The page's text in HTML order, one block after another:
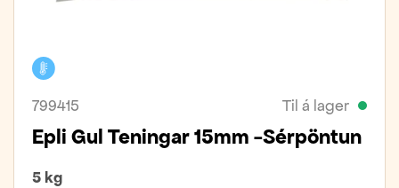
799415 Til á lager
Epli Gul Teningar 15mm -Sérpöntun
5 kg